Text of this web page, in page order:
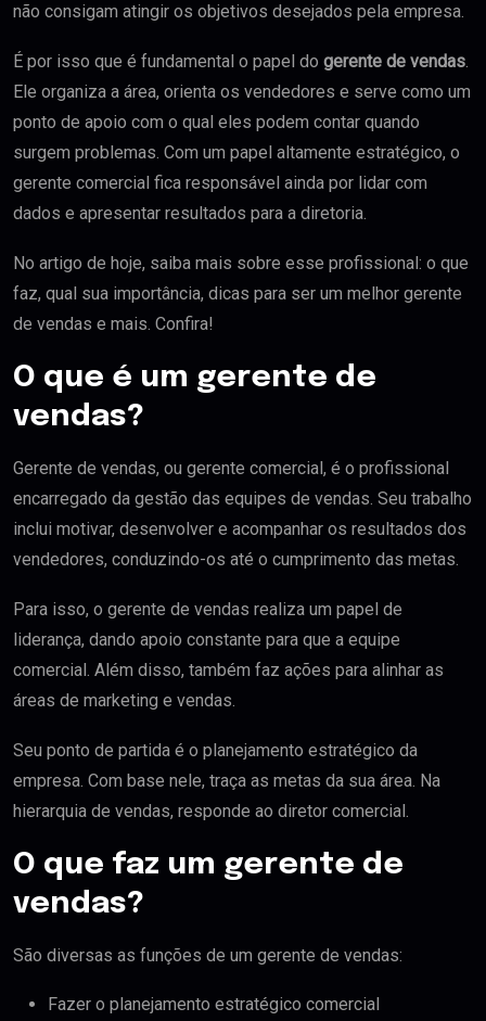
não consigam atingir os objetivos desejados pela empresa.
É por isso que é fundamental o papel do gerente de vendas.
Ele organiza a área, orienta os vendedores e serve como um
ponto de apoio com o qual eles podem contar quando
surgem problemas. Com um papel altamente estratégico, o
gerente comercial fica responsável ainda por lidar com
dados e apresentar resultados para a diretoria.
No artigo de hoje, saiba mais sobre esse profissional: o que
faz, qual sua importância, dicas para ser um melhor gerente
de vendas e mais. Confira!
O que é um gerente de
vendas?
Gerente de vendas, ou gerente comercial, é o profissional
encarregado da gestão das equipes de vendas. Seu trabalho
inclui motivar, desenvolver e acompanhar os resultados dos
vendedores, conduzindo-os até o cumprimento das metas.
Para isso, o gerente de vendas realiza um papel de
liderança, dando apoio constante para que a equipe
comercial. Além disso, também faz ações para alinhar as
áreas de marketing e vendas.
Seu ponto de partida é o planejamento estratégico da
empresa. Com base nele, traça as metas da sua área. Na
hierarquia de vendas, responde ao diretor comercial.
O que faz um gerente de
vendas?
São diversas as funções de um gerente de vendas:
Fazer o planejamento estratégico comercial